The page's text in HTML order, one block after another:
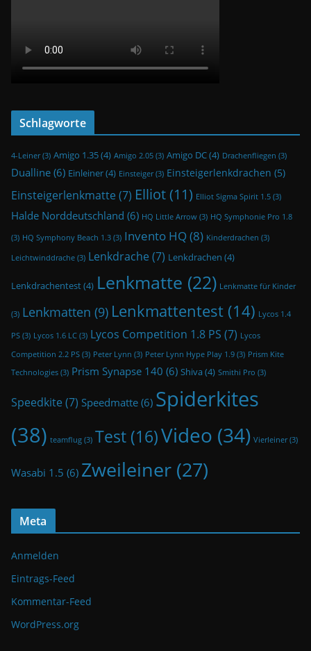
Schlagworte
4-Leiner(3) Amigo 1.35(4) Amigo 2.05 (3) Amigo DC(4) Drachenfliegen (3)
Dualline(6) Einleiner(4) Einsteiger(3) Einsteigerlenkdrachen (5)
Einsteigerlenkmatte (7) Elliot(11) Elliot Sigma Spirit 1.5 (3)
Halde Norddeutschland (6) HQ Little Arrow (3) HQ Symphonie Pro 1.8
(3) HQ Symphony Beach 1.3 (3) Invento HQ(8) Kinderdrachen (3)
Leichtwinddrache (3) Lenkdrache (7) Lenkdrachen (4)
Lenkdrachentest(4) Lenkmatte (22) Lenkmatte für Kinder
(3) Lenkmatten (9) Lenkmattentest (14) Lycos 1.4
PS (3) Lycos 1.6 LC (3) Lycos Competition 1.8 PS (7) Lycos
Competition 2.2 PS (3) Peter Lynn (3) Peter Lynn Hype Play 1.9 (3) Prism Kite
Technologies (3) Prism Synapse 140 (6) Shiva(4) Smithi Pro (3)
Speedkite (7) Speedmatte(6) Spiderkites
(38) teamflug (3) Test (16)Video (34) Vierleiner(3)
Wasabi 1.5 (6) Zweileiner (27)
Meta
Anmelden
Eintrags-Feed
Kommentar-Feed
WordPress.org